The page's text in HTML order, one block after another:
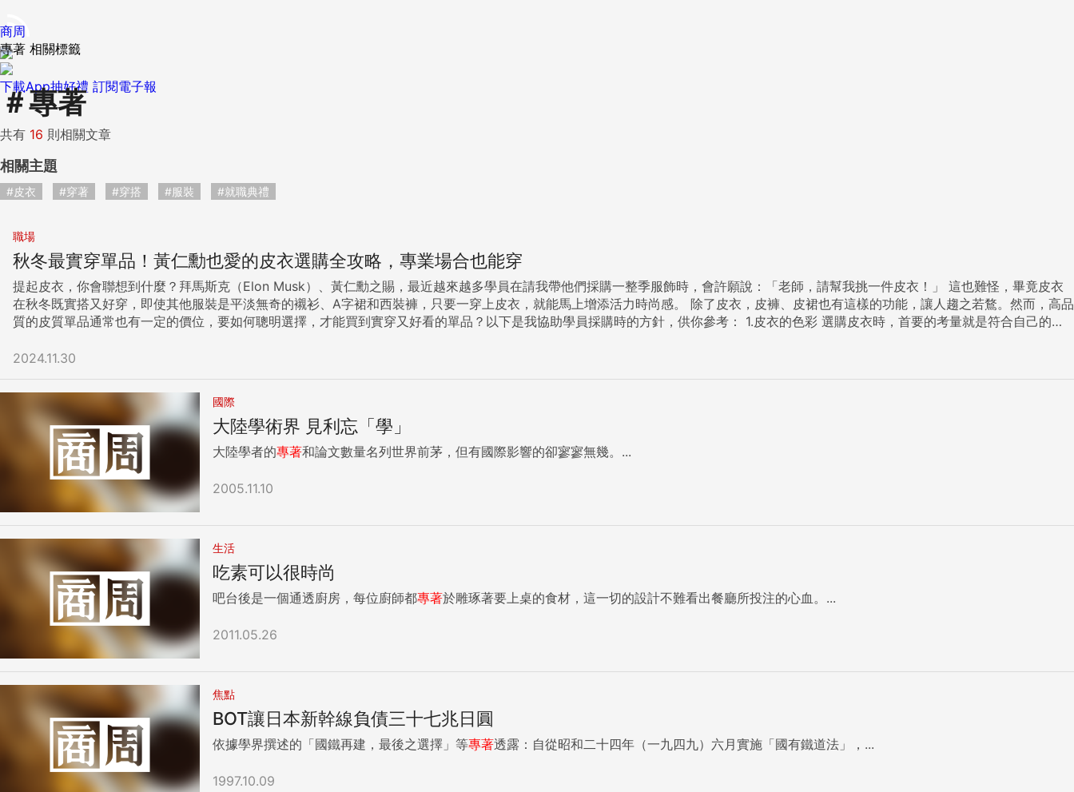
下載App抽好禮 訂閱電子報
商周
專著 相關標籤
＃專著
共有 16 則相關文章
相關主題
#皮衣 #穿著 #穿搭 #服裝 #就職典禮
職場
秋冬最實穿單品！黃仁勳也愛的皮衣選購全攻略，專業場合也能穿
提起皮衣，你會聯想到什麼？拜馬斯克（Elon Musk）、黃仁勳之賜，最近越來越多學員在請我帶他們採購一整季服飾時，會許願說：「老師，請幫我挑一件皮衣！」 這也難怪，畢竟皮衣
在秋冬既實搭又好穿，即使其他服裝是平淡無奇的襯衫、A字裙和西裝褲，只要一穿上皮衣，就能馬上增添活力時尚感。 除了皮衣，皮褲、皮裙也有這樣的功能，讓人趨之若鶩。然而，高品
質的皮質單品通常也有一定的價位，要如何聰明選擇，才能買到實穿又好看的單品？以下是我協助學員採購時的方針，供你參考： 1.皮衣的色彩 選購皮衣時，首要的考量就是符合自己的
藍、橄欖綠、咖啡、棕色等中性色中挑選，因為這些顏色可以輕易與其他服裝相互搭配。 如果你已經有中性色皮衣，並想要嘗試不一樣的效果，不妨選擇特殊色，例如淡藍、紫色、紅色、
true ,tld:'com',is360: false }}; 2.皮衣的款式 近年來皮衣的款式越來越多元，不同的款式能帶出的味道不盡相同，我在為學員選購皮衣時，會綜合考量他本身的氣質與想要塑造的風格。 例
如，若你覺得自己看起來嚴肅保守，想看起來更開放、更突破，此時皮衣只要有明顯的金屬元素就能收此功效。 金屬元素不一定是鉚釘，有時只是黑色皮衣配上質感上乘的金屬拉鍊，就能
創造出新鮮又有活力的感覺。 如果你的心願是優雅，選擇皮衣時就要特別注重品質，慎選皮質細緻、剪裁優美的簡單皮衣。如果想穿出名媛感，風衣型皮衣是很棒的選擇。 Embed from
Getty Images window.gie=window.gie||functionc{gie.q=gie.q||
[].pushc};giefunction{gie.widgets.load{id:'hXKgycyLRSZ83YmpYExTLw',sig:'NfaSTnb4gc5A4PSMqSLG6untpcWZUAVu01DuJWH-
f5Y=',w:'446px',h:'594px',items:'1207754908',caption: true ,tld:'com',is360: false }}; 3.皮質單品的合身度 皮衣是修飾身材的最佳法寶，無論你是覺得自己太瘦太單薄，或身材有贅肉，
只要穿上皮衣，都會增加整個人的「挺度」。讓你雖瘦卻有份量，雖有肉但腰腹部位卻是平順的，不會顯露出肉肉層層堆疊的視覺效果。 由於皮質單品有「越穿越符合身形」的特性，很多
人在買皮質單品時會傾向於選擇較貼身的尺寸。然而，要提醒你的是，不管你覺得自己太胖或太瘦，留有一點「鬆份」（指預留衣物在人呼吸時，身體起伏的空間）的皮質單品，會讓你的身
材看起來更棒（從側面約可以抓出1.5～3公分左右鬆份的合身度，視身材而定）。 至於近幾年流行的oversize寬鬆版皮衣，若搭配得好，能傳遞出一種放鬆、頹廢之美，喜歡鬆弛感的人也
可以考慮。 Embed from Getty Images window.gie=window.gie||functionc{gie.q=gie.q||
[].pushc};giefunction{gie.widgets.load{id:'i3i6HWTATgN1jIUGtTolUQ',sig:'routtmh0oQNyIPpbr1TWlIYQN0iBpeWzrFycEnMRB0w=',w:'594px',h:'396px',items:'1467879758',caption:
true ,tld:'com',is360: false }}; 4.皮衣選購注意事項：小心染色不均、受損皮質 有時，有些皮料本身已經受了傷，造成皮衣製作的染色過程中，會有不同的「染色堅牢度」。建議你挑選時，
如果發現整件皮衣有色差，不管再怎麼喜歡它，還是請你忍痛放棄。因為一經洗滌，將馬上原形畢露！ 5.可以買合成皮、環保皮嗎？ 不論是基於流行、環保或是預算考量，很多人在選購皮
質單品時，也會將合成皮納入考量。 然而，要提醒你的是，合成皮的特性是容易自然分解，經過一段時間後會出現斑駁、掉皮的狀況。因此若這件皮衣你只打算穿個1、2季，選擇合成皮就
套和皮膚之間加上一條絲巾，或穿有領衣服，作為兩者之間的緩衝。 至於，勢必會與身體接觸的皮褲、皮裙，建議在較不容易出汗的天氣穿著，並且避免連續幾天穿著。這是因為皮有隨著
身體動作延展的特性，尤其是皮褲的膝蓋、臀部部位，在穿著一整天之後，很容易就會出現鼓包的形狀。 如果連續幾天都穿著同一件皮褲，被身體撐開的鼓包還沒有機會回復就又被再度撐
開，就會越來越明顯，最後就難以回復了。 針對皮褲，建議你讓它工作一天、休息幾天，並將皮褲吊掛在通風處，讓它自然回復原狀。 此外，皮質單品最怕濕氣，若沾染雨滴、水滴，要先
用乾淨紙巾擦乾。穿完之後，也不要直接掛回衣櫥，先讓它在乾燥陰涼的環境中通風一日後再收納，以免濕熱導致發霉。 如果真的發霉了，一定要馬上送專業處理，若時間拖得太久，發霉
處的顏色會變得較深或較淺，到時就神仙難救了！ 專業場合穿皮衣的注意事項 皮衣是否可以穿去上班呢？現在的傳統行業服裝自由度比從前開放，像是醫師老師、公務員或傳統行業，只要
不是太誇張離譜，大致都可以被接受。至於在會計、法律行業，皮衣也是休閒星期五穿著的選擇之一。 傳統行業的粉領族可以穿皮衣或皮裙，但請別穿皮褲去上班，也不要全身上下都是
2024.11.30
國際
大陸學術界 見利忘「學」
大陸學者的專著和論文數量名列世界前茅，但有國際影響的卻寥寥無幾。...
2005.11.10
生活
吃素可以很時尚
吧台後是一個通透廚房，每位廚師都專著於雕琢著要上桌的食材，這一切的設計不難看出餐廳所投注的心血。...
2011.05.26
焦點
BOT讓日本新幹線負債三十七兆日圓
依據學界撰述的「國鐵再建，最後之選擇」等專著透露：自從昭和二十四年（一九四九）六月實施「國有鐵道法」，...
1997.10.09